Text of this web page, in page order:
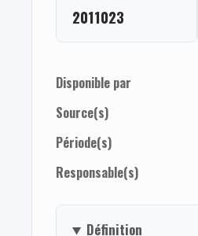
2011023
Disponible par
Source(s)
Période(s)
Responsable(s)
Définition